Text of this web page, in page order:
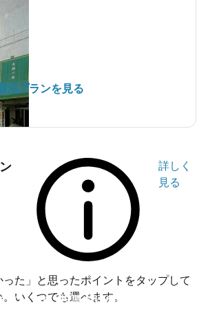
泊プランを見る
詳しく
見る
った」と思ったポイントをタップして
いくつでも選べます。
ざいます 投票ありがとうございます